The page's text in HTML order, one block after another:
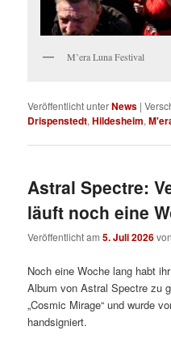
M’era Luna Festival
Veröffentlicht unterNews |
Drispenstedt,Hildesheim,
Astral Spectre:
läuft noch eine
Veröffentlicht am5. Juli 2026
Noch eine Woche lang habt
Album von Astral Spectre zu
„Cosmic Mirage“ und wurde
handsigniert.